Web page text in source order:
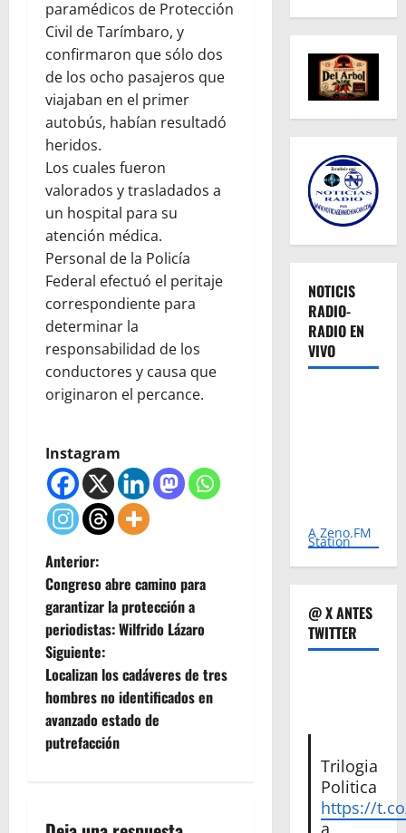
paramédicos de Protección
Civil de Tarímbaro, y
confirmaron que sólo dos
de los ocho pasajeros que
viajaban en el primer
autobús, habían resultadó
heridos.
Los cuales fueron
valorados y trasladados a
un hospital para su
atención médica.
Personal de la Policía
Federal efectuó el peritaje
correspondiente para
determinar la
responsabilidad de los
conductores y causa que
originaron el percance.
Instagram
N
a
v
e
g
a
Anterior:
Congreso abre camino para
garantizar la protección a
periodistas: Wilfrido Lázaro
Siguiente:
Localizan los cadáveres de tres
hombres no identificados en
avanzado estado de
putrefacción
NOTICIS
RADIO-
RADIO EN
VIVO
A Zeno.FM
Station
@ X ANTES
TWITTER
Trilogia
Politica
https://